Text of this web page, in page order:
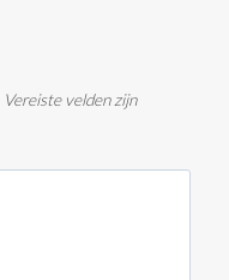
Vereiste velden zijn